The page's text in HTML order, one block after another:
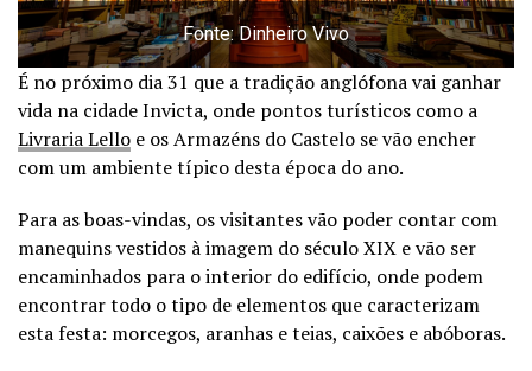
Fonte: Dinheiro Vivo
É no próximo dia 31 que a tradição anglófona vai ganhar
vida na cidade Invicta, onde pontos turísticos como a
Livraria Lello e os Armazéns do Castelo se vão encher
com um ambiente típico desta época do ano.
Para as boas-vindas, os visitantes vão poder contar com
manequins vestidos à imagem do século XIX e vão ser
encaminhados para o interior do edifício, onde podem
encontrar todo o tipo de elementos que caracterizam
esta festa: morcegos, aranhas e teias, caixões e abóboras.